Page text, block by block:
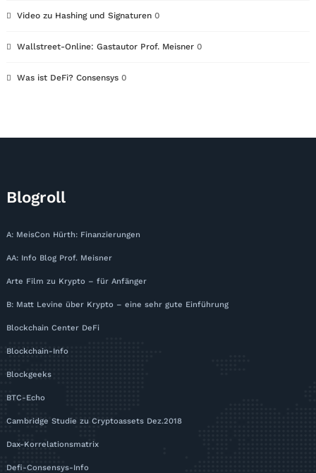
Video zu Hashing und Signaturen 0
Wallstreet-Online: Gastautor Prof. Meisner 0
Was ist DeFi? Consensys 0
Blogroll
A: MeisCon Hürth: Finanzierungen
AA: Info Blog Prof. Meisner
Arte Film zu Krypto – für Anfänger
B: Matt Levine über Krypto – eine sehr gute Einführung
Blockchain Center DeFi
Blockchain-Info
Blockgeeks
BTC-Echo
Cambridge Studie zu Cryptoassets Dez.2018
Dax-Korrelationsmatrix
Defi-Consensys-Info